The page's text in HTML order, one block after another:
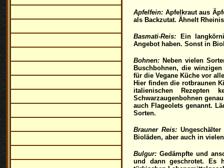
Apfelfein: Apfelkraut aus
als Backzutat. Ähnelt
Basmati-Reis: Ein
Angebot haben. Sonst in
Bohnen: Neben vielen
Buschbohnen, die
für die Vegane Küche vor
Hier finden die rotbraunen
italienischen Rezepten
Schwarzaugenbohnen
auch Flageolets genannt.
Sorten.
Brauner Reis:Ungeschälter
Bioläden, aber auch in
Bulgur: Gedämpfte und
und dann geschrotet. Es